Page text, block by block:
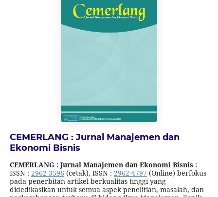
CEMERLANG : Jurnal Manajemen dan
Ekonomi Bisnis
CEMERLANG : Jurnal Manajemen dan Ekonomi Bisnis :
ISSN : 2962-3596 (cetak), ISSN : 2962-4797 (Online) berfokus
pada penerbitan artikel berkualitas tinggi yang
didedikasikan untuk semua aspek penelitian, masalah, dan